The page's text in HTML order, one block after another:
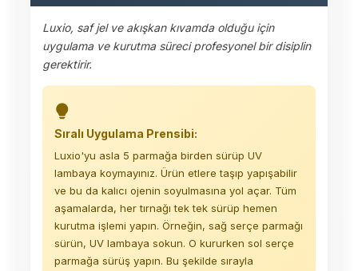
Luxio, saf jel ve akışkan kıvamda olduğu için
uygulama ve kurutma süreci profesyonel bir disiplin
gerektirir.
Sıralı Uygulama Prensibi:
Luxio'yu asla 5 parmağa birden sürüp UV
lambaya koymayınız. Ürün etlere taşıp yapışabilir
ve bu da kalıcı ojenin soyulmasına yol açar. Tüm
aşamalarda, her tırnağı tek tek sürüp hemen
kurutma işlemi yapın. Örneğin, sağ serçe parmağı
sürün, UV lambaya sokun. O kururken sol serçe
parmağa sürüş yapın. Bu şekilde sırayla